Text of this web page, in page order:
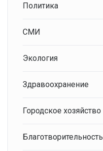
Политика
СМИ
Экология
Здравоохранение
Городское хозяйство
Благотворительность